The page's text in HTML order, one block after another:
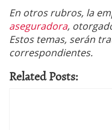
En otros rubros, la
aseguradora,
Estos temas, serán
correspondientes.
Related Posts: